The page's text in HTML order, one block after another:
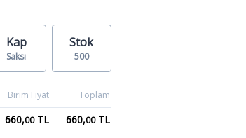
Kap
Saksı
Stok
500
Birim Fiyat Toplam
660,00TL 660,00TL